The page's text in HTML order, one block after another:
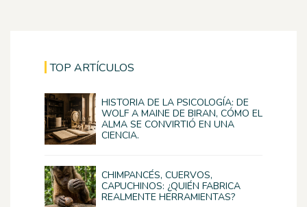
TOP ARTÍCULOS
HISTORIA DE LA PSICOLOGÍA: DE
WOLF A MAINE DE BIRAN, CÓMO EL
ALMA SE CONVIRTIÓ EN UNA
CIENCIA.
CHIMPANCÉS, CUERVOS,
CAPUCHINOS: ¿QUIÉN FABRICA
REALMENTE HERRAMIENTAS?